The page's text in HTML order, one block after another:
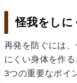
怪我をしに
再発を防ぐには
にくい身体を作る
3つの重要なポイ